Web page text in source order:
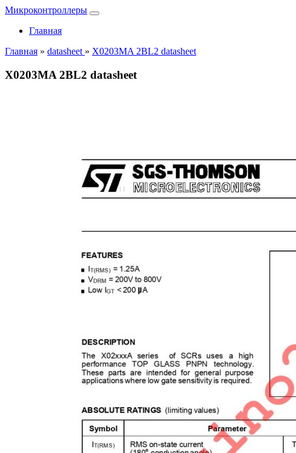
Микроконтроллеры
Главная
Главная » datasheet » X0203MA 2BL2 datasheet
X0203MA 2BL2 datasheet